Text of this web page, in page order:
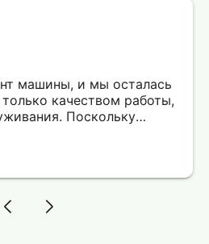
машины, и мы осталась
качеством работы,
Поскольку
утром, для меня
Мастер автосервиса
подвезти меня, за что ему
Сервис, где
и уважают своих